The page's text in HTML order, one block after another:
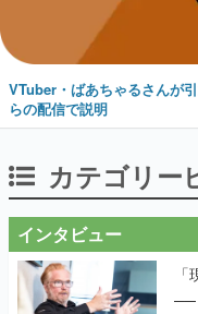
VTuber・ばあちゃるさんが
らの配信で説明
カテゴリー
インタビュー
──